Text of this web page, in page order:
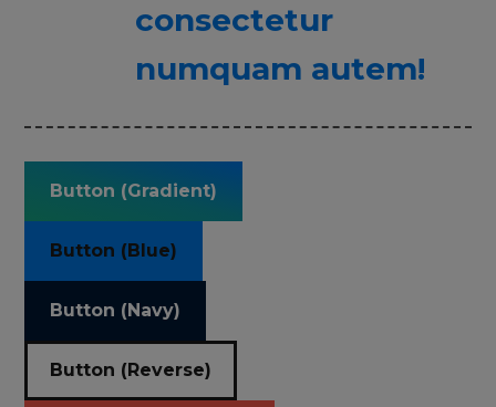
consectetur
numquam autem!
Button (Gradient)
Button (Blue)
Button (Navy)
Button (Reverse)